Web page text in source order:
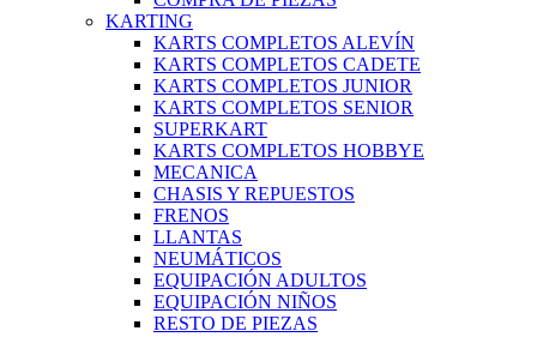
KARTING
KARTS COMPLETOS ALEVÍN
KARTS COMPLETOS CADETE
KARTS COMPLETOS JUNIOR
KARTS COMPLETOS SENIOR
SUPERKART
KARTS COMPLETOS HOBBYE
MECANICA
CHASIS Y REPUESTOS
FRENOS
LLANTAS
NEUMÁTICOS
EQUIPACIÓN ADULTOS
EQUIPACIÓN NIÑOS
RESTO DE PIEZAS